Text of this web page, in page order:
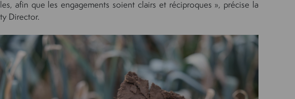
afin que les engagements soient clairs et réciproques », précise la
Director.